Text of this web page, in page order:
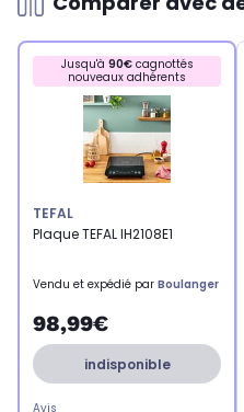
Jusqu'à 90€cagnottés
nouveaux adhérents
TEFAL
Plaque TEFAL IH2108E1
Vendu et expédié par Boulanger
98,99€
indisponible
Avis